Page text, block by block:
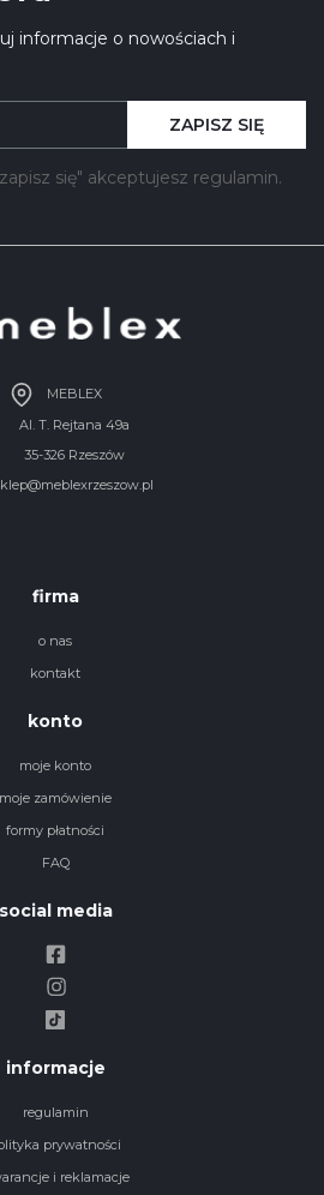
informacje o nowościach i
się" akceptujesz regulamin.
ZAPISZ SIĘ
MEBLEX
Al. T. Rejtana 49a
35-326 Rzeszów
firma
o nas
kontakt
konto
moje konto
moje zamówienie
formy płatności
FAQ
social media
informacje
regulamin
prywatności
i reklamacje